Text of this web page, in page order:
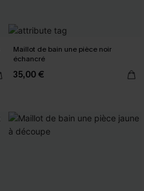
Maillot de bain une pièce noir
échancré
35,00 €